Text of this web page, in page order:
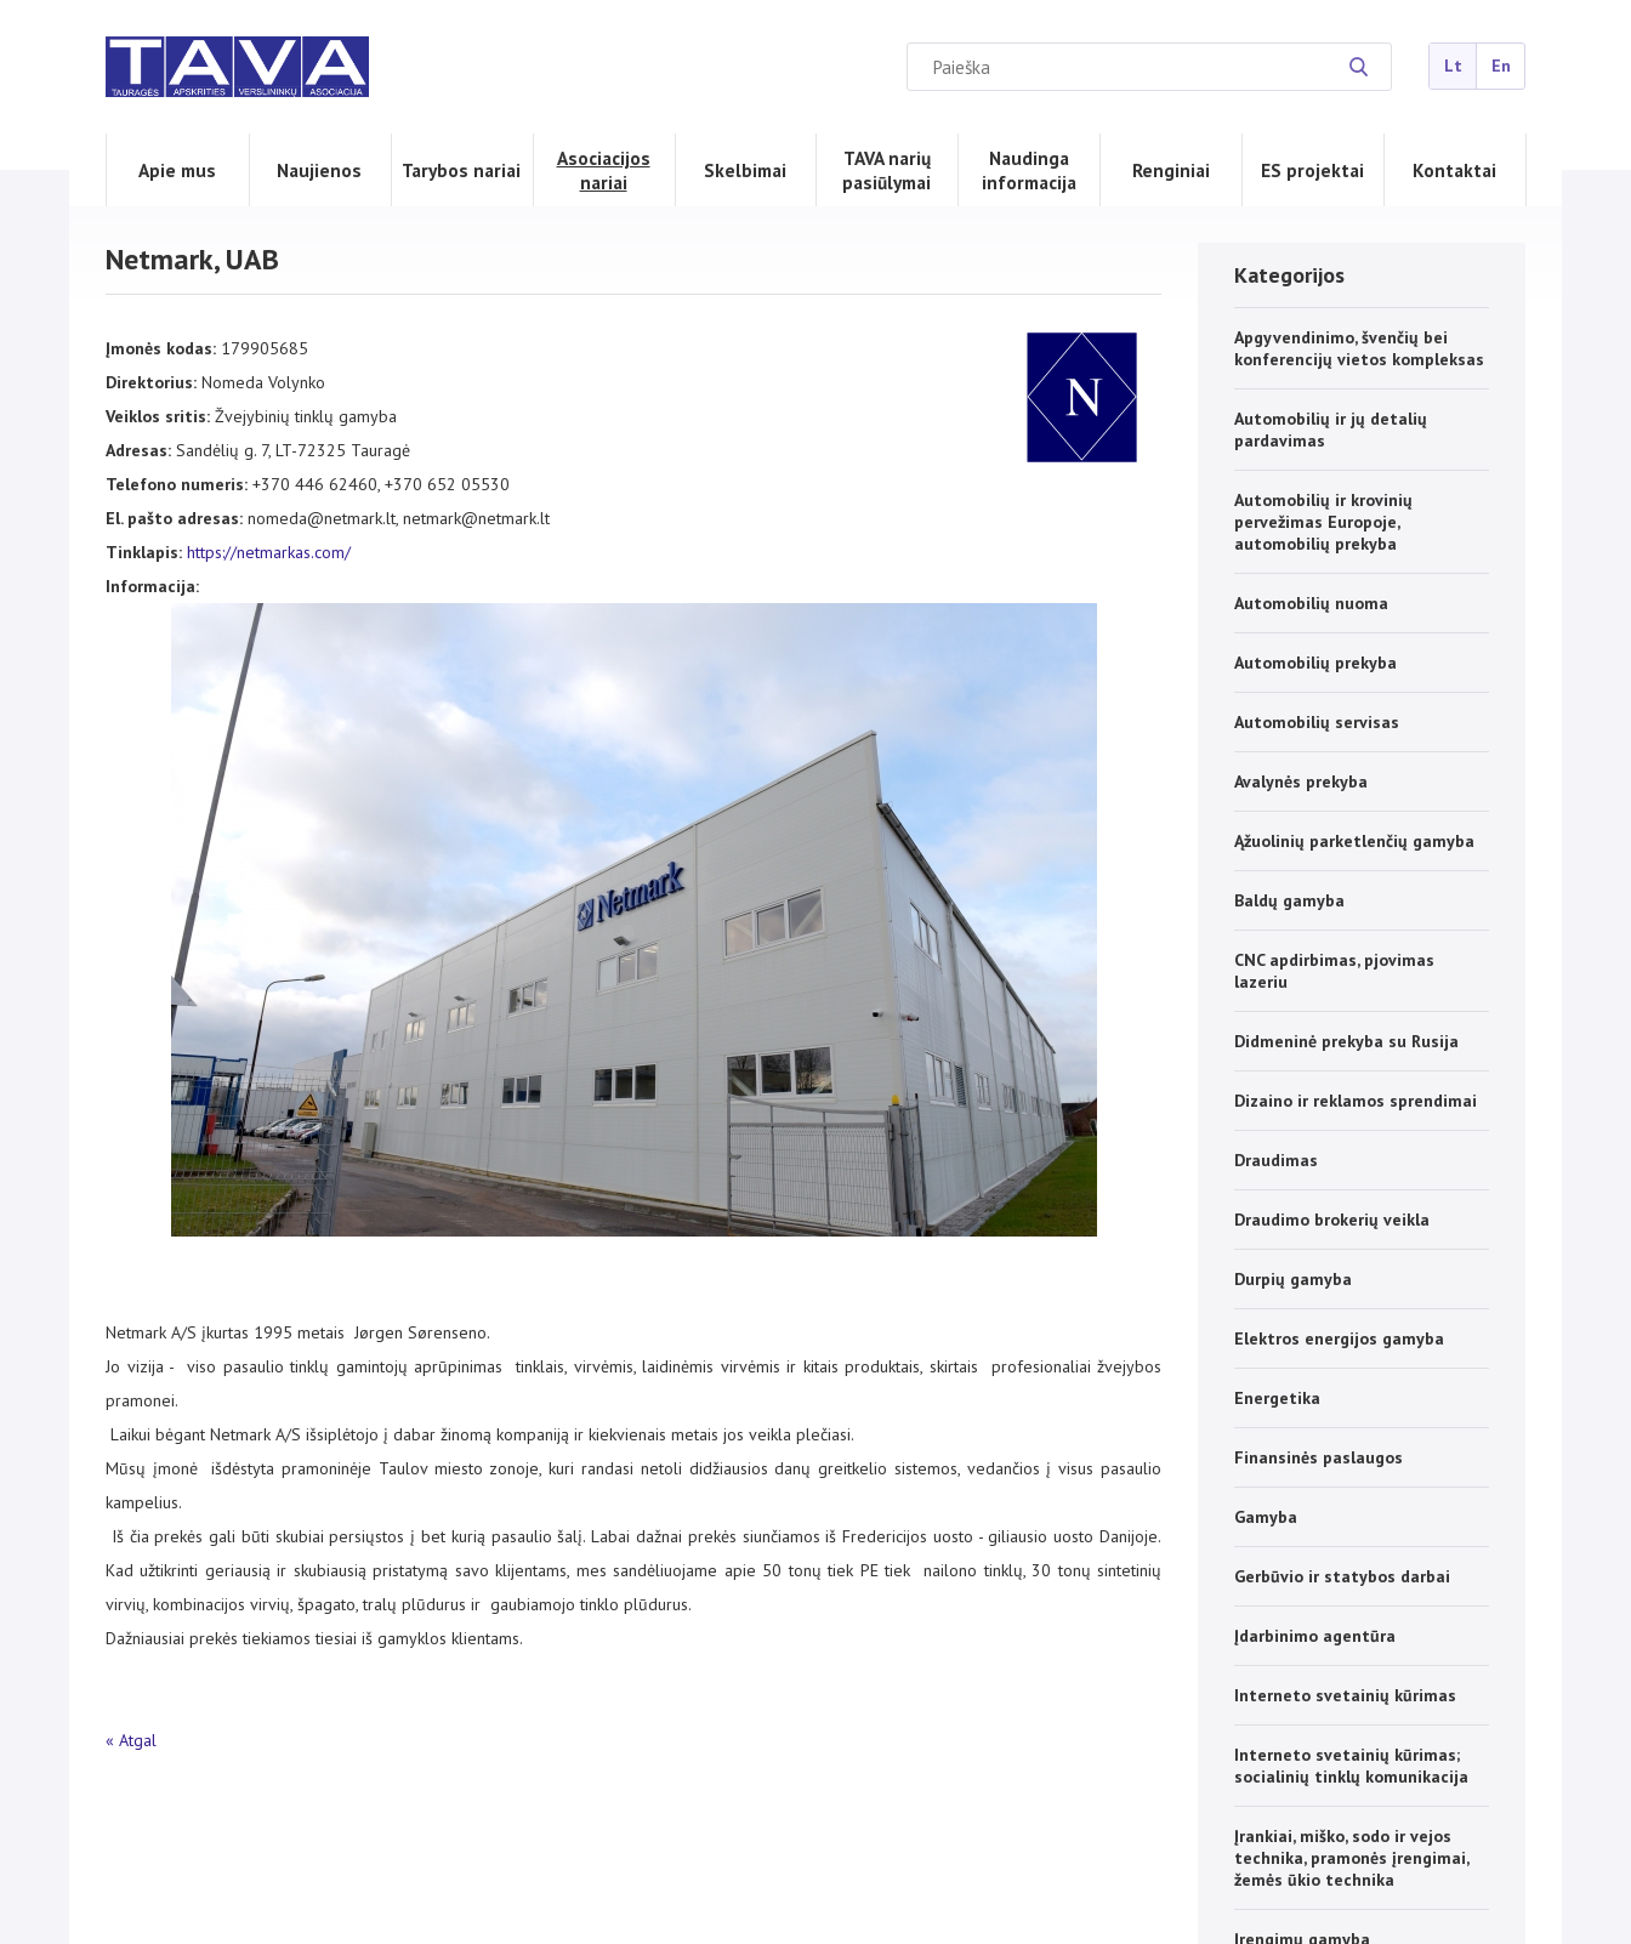
Lt En
Apie mus Naujienos Tarybos nariai
Asociacijos
nariai
Skelbimai
TAVA narių
pasiūlymai
Naudinga
informacija
Renginiai ES projektai Kontaktai
Kategorijos
Apgyvendinimo, švenčių bei
konferencijų vietos kompleksas
Automobilių ir jų detalių
pardavimas
Automobilių ir krovinių
pervežimas Europoje,
automobilių prekyba
Automobilių nuoma
Automobilių prekyba
Automobilių servisas
Avalynės prekyba
Ąžuolinių parketlenčių gamyba
Baldų gamyba
CNC apdirbimas, pjovimas
lazeriu
Didmeninė prekyba su Rusija
Dizaino ir reklamos sprendimai
Draudimas
Draudimo brokerių veikla
Durpių gamyba
Elektros energijos gamyba
Energetika
Finansinės paslaugos
Gamyba
Gerbūvio ir statybos darbai
Įdarbinimo agentūra
Interneto svetainių kūrimas
Interneto svetainių kūrimas;
socialinių tinklų komunikacija
Įrankiai, miško, sodo ir vejos
technika, pramonės įrengimai,
žemės ūkio technika
Įrengimų gamyba
Netmark, UAB
Įmonės kodas: 179905685
Direktorius: Nomeda Volynko
Veiklos sritis: Žvejybinių tinklų gamyba
Adresas: Sandėlių g. 7, LT-72325 Tauragė
Telefono numeris: +370 446 62460, +370 652 05530
El. pašto adresas: nomeda@netmark.lt, netmark@netmark.lt
Tinklapis: https://netmarkas.com/
Informacija:
Netmark A/S įkurtas 1995 metais Jørgen Sørenseno.
Jo vizija - viso pasaulio tinklų gamintojų aprūpinimas tinklais, virvėmis, laidinėmis virvėmis ir kitais produktais, skirtais profesionaliai žvejybos
pramonei.
Laikui bėgant Netmark A/S išsiplėtojo į dabar žinomą kompaniją ir kiekvienais metais jos veikla plečiasi.
Mūsų įmonė išdėstyta pramoninėje Taulov miesto zonoje, kuri randasi netoli didžiausios danų greitkelio sistemos, vedančios į visus pasaulio
kampelius.
Iš čia prekės gali būti skubiai persiųstos į bet kurią pasaulio šalį. Labai dažnai prekės siunčiamos iš Fredericijos uosto - giliausio uosto Danijoje.
Kad užtikrinti geriausią ir skubiausią pristatymą savo klijentams, mes sandėliuojame apie 50 tonų tiek PE tiek nailono tinklų, 30 tonų sintetinių
virvių, kombinacijos virvių, špagato, tralų plūdurus ir gaubiamojo tinklo plūdurus.
Dažniausiai prekės tiekiamos tiesiai iš gamyklos klientams.
« Atgal